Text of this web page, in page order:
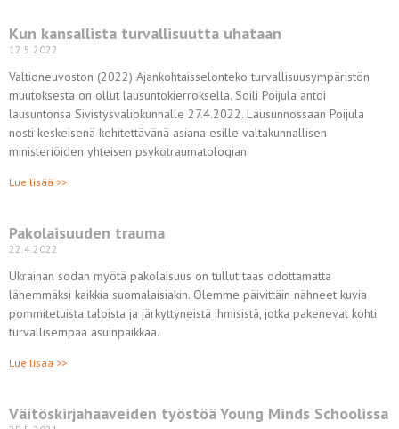
Kun kansallista turvallisuutta uhataan
12.5.2022
Valtioneuvoston (2022) Ajankohtaisselonteko turvallisuusympäristön
muutoksesta on ollut lausuntokierroksella. Soili Poijula antoi
lausuntonsa Sivistysvaliokunnalle 27.4.2022. Lausunnossaan Poijula
nosti keskeisenä kehitettävänä asiana esille valtakunnallisen
ministeriöiden yhteisen psykotraumatologian
Lue lisää >>
Pakolaisuuden trauma
22.4.2022
Ukrainan sodan myötä pakolaisuus on tullut taas odottamatta
lähemmäksi kaikkia suomalaisiakin. Olemme päivittäin nähneet kuvia
pommitetuista taloista ja järkyttyneistä ihmisistä, jotka pakenevat kohti
turvallisempaa asuinpaikkaa.
Lue lisää >>
Väitöskirjahaaveiden työstöä Young Minds Schoolissa